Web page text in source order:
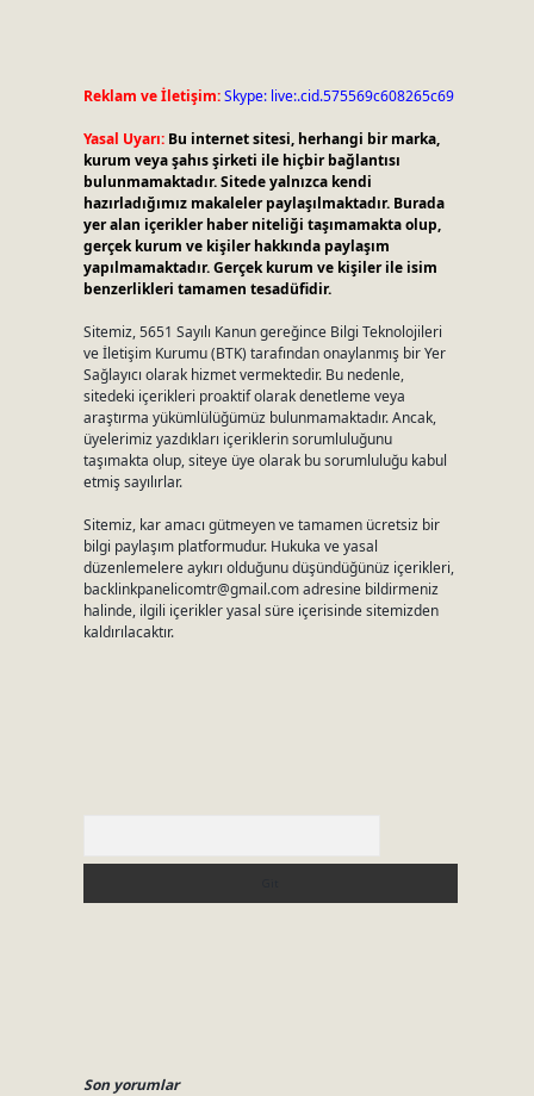
Reklam ve İletişim:Skype: live:.cid.575569c608265c69
Yasal Uyarı: Bu internet sitesi, herhangi bir marka,
kurum veya şahıs şirketi ile hiçbir bağlantısı
bulunmamaktadır. Sitede yalnızca kendi
hazırladığımız makaleler paylaşılmaktadır. Burada
yer alan içerikler haber niteliği taşımamakta olup,
gerçek kurum ve kişiler hakkında paylaşım
yapılmamaktadır. Gerçek kurum ve kişiler ile isim
benzerlikleri tamamen tesadüfidir.
Sitemiz, 5651 Sayılı Kanun gereğince Bilgi Teknolojileri
ve İletişim Kurumu (BTK) tarafından onaylanmış bir Yer
Sağlayıcı olarak hizmet vermektedir. Bu nedenle,
sitedeki içerikleri proaktif olarak denetleme veya
araştırma yükümlülüğümüz bulunmamaktadır. Ancak,
üyelerimiz yazdıkları içeriklerin sorumluluğunu
taşımakta olup, siteye üye olarak bu sorumluluğu kabul
etmiş sayılırlar.
Sitemiz, kar amacı gütmeyen ve tamamen ücretsiz bir
bilgi paylaşım platformudur. Hukuka ve yasal
düzenlemelere aykırı olduğunu düşündüğünüz içerikleri,
backlinkpanelicomtr@gmail.comadresine bildirmeniz
halinde, ilgili içerikler yasal süre içerisinde sitemizden
kaldırılacaktır.
Son yorumlar